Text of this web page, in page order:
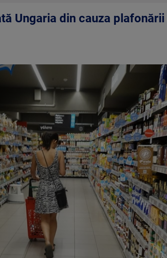
Ungaria din cauza